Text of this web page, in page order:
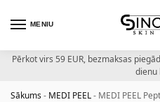
MENIU
Pērkot virs 59 EUR, bezmaksas
dienu
Sākums- MEDI PEEL- MEDI PEEL